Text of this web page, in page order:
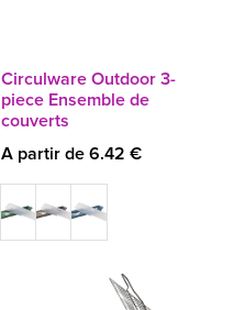
Circulware Outdoor 3-
piece Ensemble de
couverts
A partir de 6.42 €